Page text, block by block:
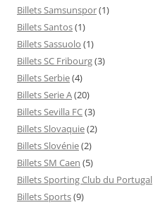
Billets Samsunspor(1)
Billets Santos(1)
Billets Sassuolo (1)
Billets SC Fribourg(3)
Billets Serbie(4)
Billets Serie A(20)
Billets Sevilla FC(3)
Billets Slovaquie(2)
Billets Slovénie(2)
Billets SM Caen (5)
Billets Sporting Club du Portugal
Billets Sports(9)